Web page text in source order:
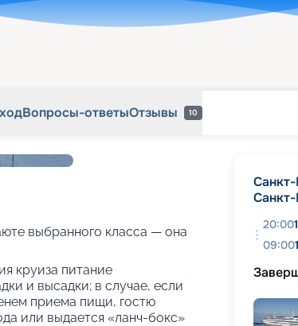
Вопросы-ответыОтзывы 10
выбранного класса — она
круиза питание
и высадки; в случае, если
приема пищи, гостю
или выдается «ланч-бокс»
20:00
09:00